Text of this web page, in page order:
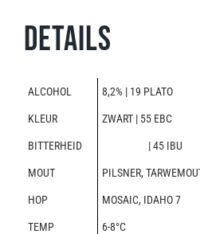
Details
ALCOHOL 8,2% | 19 PLATO
KLEUR ZWART | 55 EBC
BITTERHEID | 45 IBU
MOUT PILSNER,
HOP MOSAIC, IDAHO 7
TEMP 6-8°C